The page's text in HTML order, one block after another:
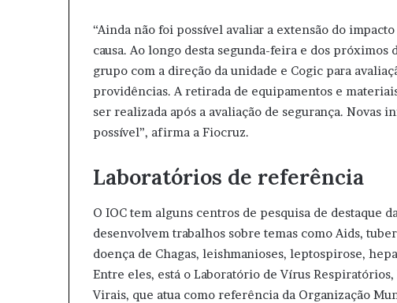
“Ainda não foi possível avaliar a extensão do
causa. Ao longo desta segunda-feira e dos
grupo com a direção da unidade e Cogic para
providências. A retirada de equipamentos e
ser realizada após a avaliação de segurança. Novas
possível”, afirma a Fiocruz.
Laboratórios de referência
O IOC tem alguns centros de pesquisa de destaque
desenvolvem trabalhos sobre temas como Aids,
doença de Chagas, leishmanioses, leptospirose,
Entre eles, está o Laboratório de Vírus
Virais, que atua como referência da Organização